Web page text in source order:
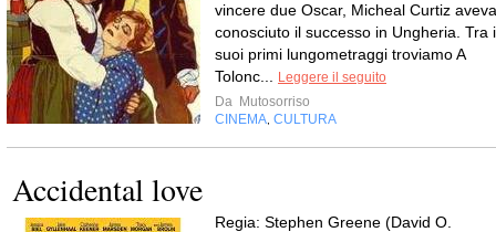
vincere due Oscar, Micheal Curtiz aveva
conosciuto il successo in Ungheria. Tra i
suoi primi lungometraggi troviamo A
Tolonc...
Leggere il seguito
Da Mutosorriso
CINEMA CULTURA
Accidental love
Regia: Stephen Greene (David O.